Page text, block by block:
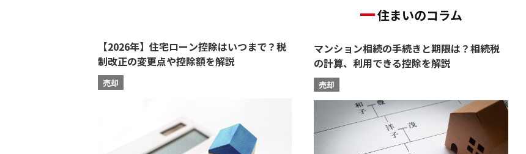
住まいのコラム
【2026年】住宅ローン控除はいつまで？税
制改正の変更点や控除額を解説
売却
マンション相続の手続きと期限は？相続税
の計算、利用できる控除を解説
売却